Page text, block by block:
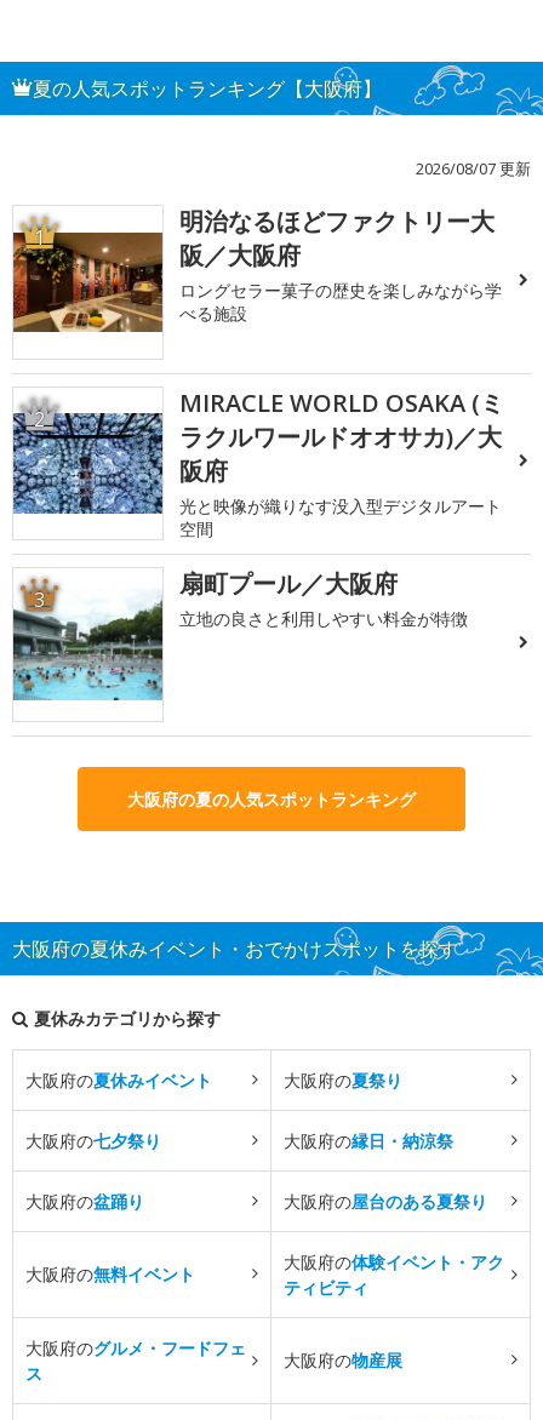
夏の人気スポットランキング【大阪府】
2026/08/07 更新
1
明治なるほどファクトリー大
阪／大阪府
ロングセラー菓子の歴史を楽しみながら学
べる施設
2
MIRACLE WORLD OSAKA (ミ
ラクルワールドオオサカ)／大
阪府
光と映像が織りなす没入型デジタルアート
空間
3 扇町プール／大阪府
立地の良さと利用しやすい料金が特徴
大阪府の夏の人気スポットランキング
大阪府の夏休みイベント・おでかけスポットを探す
夏休みカテゴリから探す
大阪府の夏休みイベント 大阪府の夏祭り
大阪府の七夕祭り 大阪府の縁日・納涼祭
大阪府の盆踊り 大阪府の屋台のある夏祭り
大阪府の無料イベント
大阪府の体験イベント・アク
ティビティ
大阪府のグルメ・フードフェ
ス
大阪府の物産展